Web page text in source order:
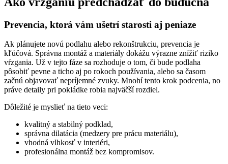
Prevencia, ktorá vám ušetrí starosti aj peniaze
Ak plánujete novú podlahu alebo rekonštrukciu, prevencia je
kľúčová. Správna montáž a materiály dokážu výrazne znížiť riziko
vŕzgania. Už v tejto fáze sa rozhoduje o tom, či bude podlaha
pôsobiť pevne a ticho aj po rokoch používania, alebo sa časom
začnú objavovať nepríjemné zvuky. Mnohí tento krok podcenia, no
práve detaily pri pokládke robia najväčší rozdiel.
Dôležité je myslieť na tieto veci:
kvalitný a stabilný podklad,
správna dilatácia (medzery pre prácu materiálu),
vhodná vlhkosť v interiéri,
profesionálna montáž bez kompromisov.